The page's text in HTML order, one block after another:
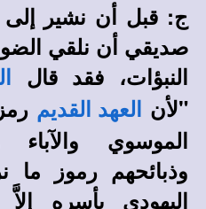
ج: قبل أن نشير إلى
صديقي أن نلقي
النبؤات، فقد قال
"لأن العهد القديم
الموسوي والآباء
وذبائحهم رموز ما
اليهودي بأسره